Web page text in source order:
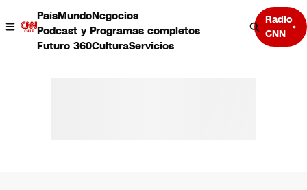
PaísMundoNegocios
Podcast y Programas completos
Futuro 360CulturaServicios
Radio
CNN